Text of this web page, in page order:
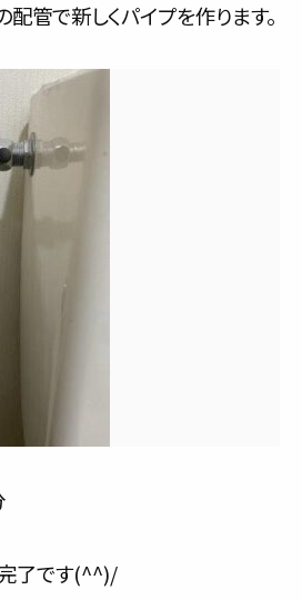
管で新しくパイプを作ります。
了です(^^)/